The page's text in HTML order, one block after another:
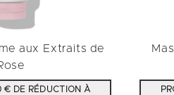
aux Extraits de
€ DE RÉDUCTION À